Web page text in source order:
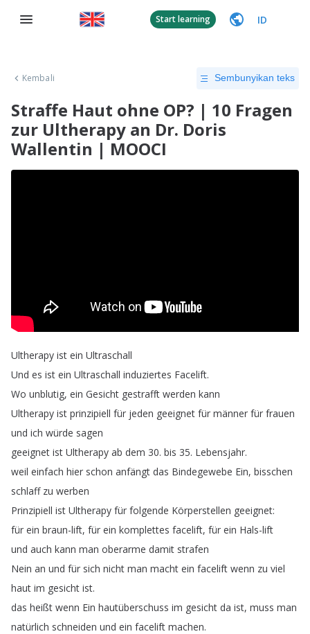
Start learning ID
Kembali Sembunyikan teks
Straffe Haut ohne OP? | 10 Fragen
zur Ultherapy an Dr. Doris
Wallentin | MOOCI
Ultherapy ist ein Ultraschall
Und es ist ein Ultraschall induziertes Facelift.
Wo unblutig, ein Gesicht gestrafft werden kann
Ultherapy ist prinzipiell für jeden geeignet für männer für frauen
und ich würde sagen
geeignet ist Ultherapy ab dem 30. bis 35. Lebensjahr.
weil einfach hier schon anfängt das Bindegewebe Ein, bisschen
schlaff zu werben
Prinzipiell ist Ultherapy für folgende Körperstellen geeignet:
für ein braun-lift, für ein komplettes facelift, für ein Hals-lift
und auch kann man oberarme damit strafen
Nein an und für sich nicht man macht ein facelift wenn zu viel
haut im gesicht ist.
das heißt wenn Ein hautüberschuss im gesicht da ist, muss man
natürlich schneiden und ein facelift machen.